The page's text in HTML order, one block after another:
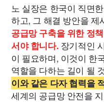
노 실장은 한국이 직면
하고, 그 해결 방안을 제
공급망 구축을 위한 정
서야 합니다. 장기적인
이 필요하며, 이것이 한
역할을 다하는 길이 될
이와 같은 다자 협력을
세계의 공급망 안전을